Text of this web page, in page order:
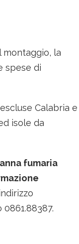
montaggio, la
spese di
Calabria e
isole da
fumaria